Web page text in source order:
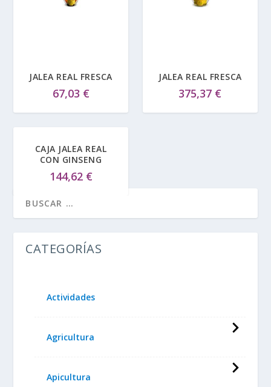
JALEA REAL FRESCA
67,03 €
JALEA REAL FRESCA
375,37 €
CAJA JALEA REAL
CON GINSENG
144,62 €
CATEGORÍAS
Actividades
Agricultura
Apicultura